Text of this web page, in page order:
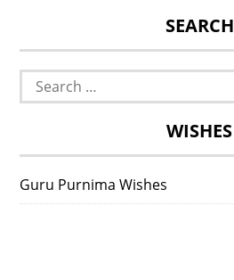
SEARCH
Search
for:
WISHES
Guru Purnima Wishes